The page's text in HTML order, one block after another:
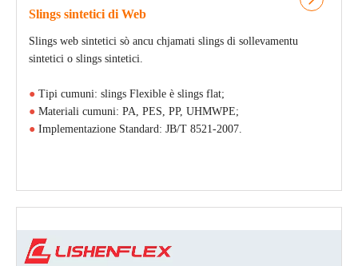
Slings sintetici di Web
Slings web sintetici sò ancu chjamati slings di sollevamentu
sintetici o slings sintetici.
● Tipi cumuni: slings Flexible è slings flat;
● Materiali cumuni: PA, PES, PP, UHMWPE;
● Implementazione Standard: JB/T 8521-2007.